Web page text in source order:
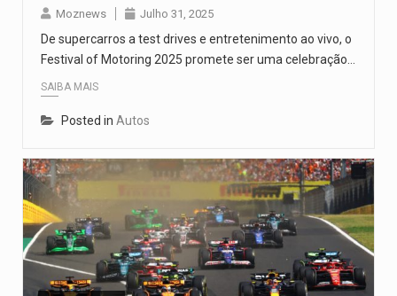
Moznews Julho 31, 2025
De supercarros a test drives e entretenimento ao vivo, o
Festival of Motoring 2025 promete ser uma celebração…
SAIBA MAIS
Posted in Autos